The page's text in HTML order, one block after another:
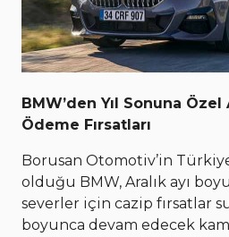
BMW’den Yıl Sonuna
Ödeme Fırsatları
Borusan Otomotiv’in
olduğu BMW, Aralık ayı
severler için cazip fırsatlar
boyunca devam edecek